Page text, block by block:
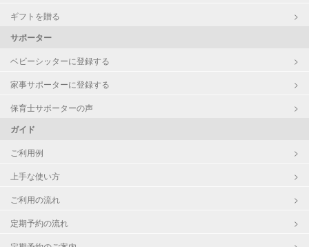
ギフトを贈る
サポーター
ベビーシッターに登録する
家事サポーターに登録する
保育士サポーターの声
ガイド
ご利用例
上手な使い方
ご利用の流れ
定期予約の流れ